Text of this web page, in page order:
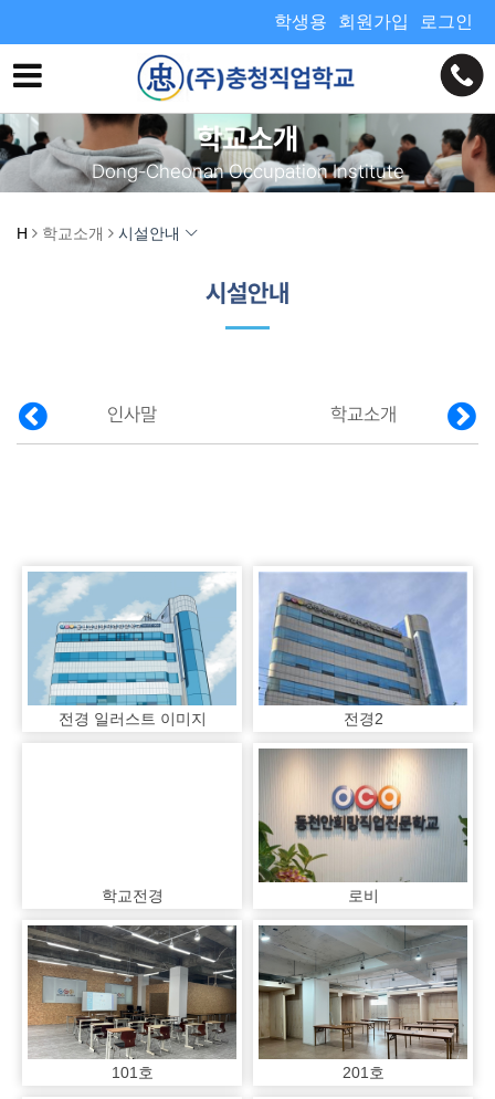
학생용 회원가입 로그인
학교소개
Dong-Cheonan Occupation Institute
H 학교소개 시설안내
시설안내
인사말 학교소개
전경 일러스트 이미지 전경2
학교전경 로비
101호 201호